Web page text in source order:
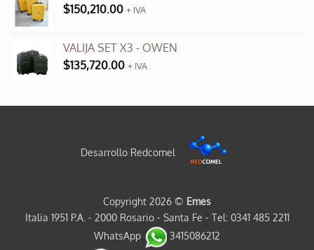
$150,210.00 + IVA
VALIJA SET X3 - OWEN
$135,720.00 + IVA
Desarrollo Redcomel
Copyright 2026 © Emes
Italia 1951 P.A. - 2000 Rosario - Santa Fe - Tel: 0341 485 2211
WhatsApp
3415086212